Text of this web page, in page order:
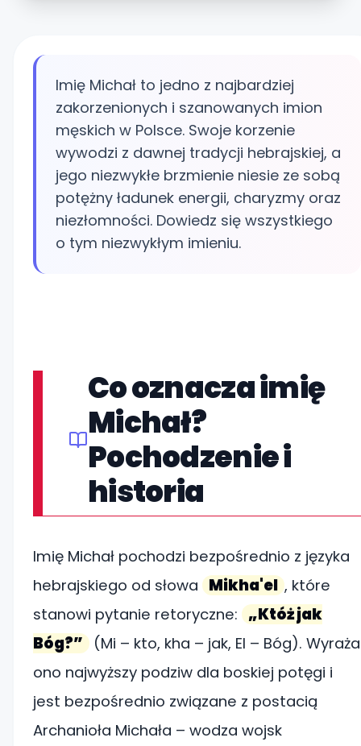
Imię Michał to jedno z najbardziej
zakorzenionych i szanowanych imion
męskich w Polsce. Swoje korzenie
wywodzi z dawnej tradycji hebrajskiej, a
jego niezwykłe brzmienie niesie ze sobą
potężny ładunek energii, charyzmy oraz
niezłomności. Dowiedz się wszystkiego
o tym niezwykłym imieniu.
Co oznacza imię
Michał?
Pochodzenie i
historia
Imię Michał pochodzi bezpośrednio z języka
hebrajskiego od słowa Mikha'el , które
stanowi pytanie retoryczne: „Któż jak
Bóg?”
(Mi – kto, kha – jak, El – Bóg). Wyraża
ono najwyższy podziw dla boskiej potęgi i
jest bezpośrednio związane z postacią
Archanioła Michała – wodza wojsk